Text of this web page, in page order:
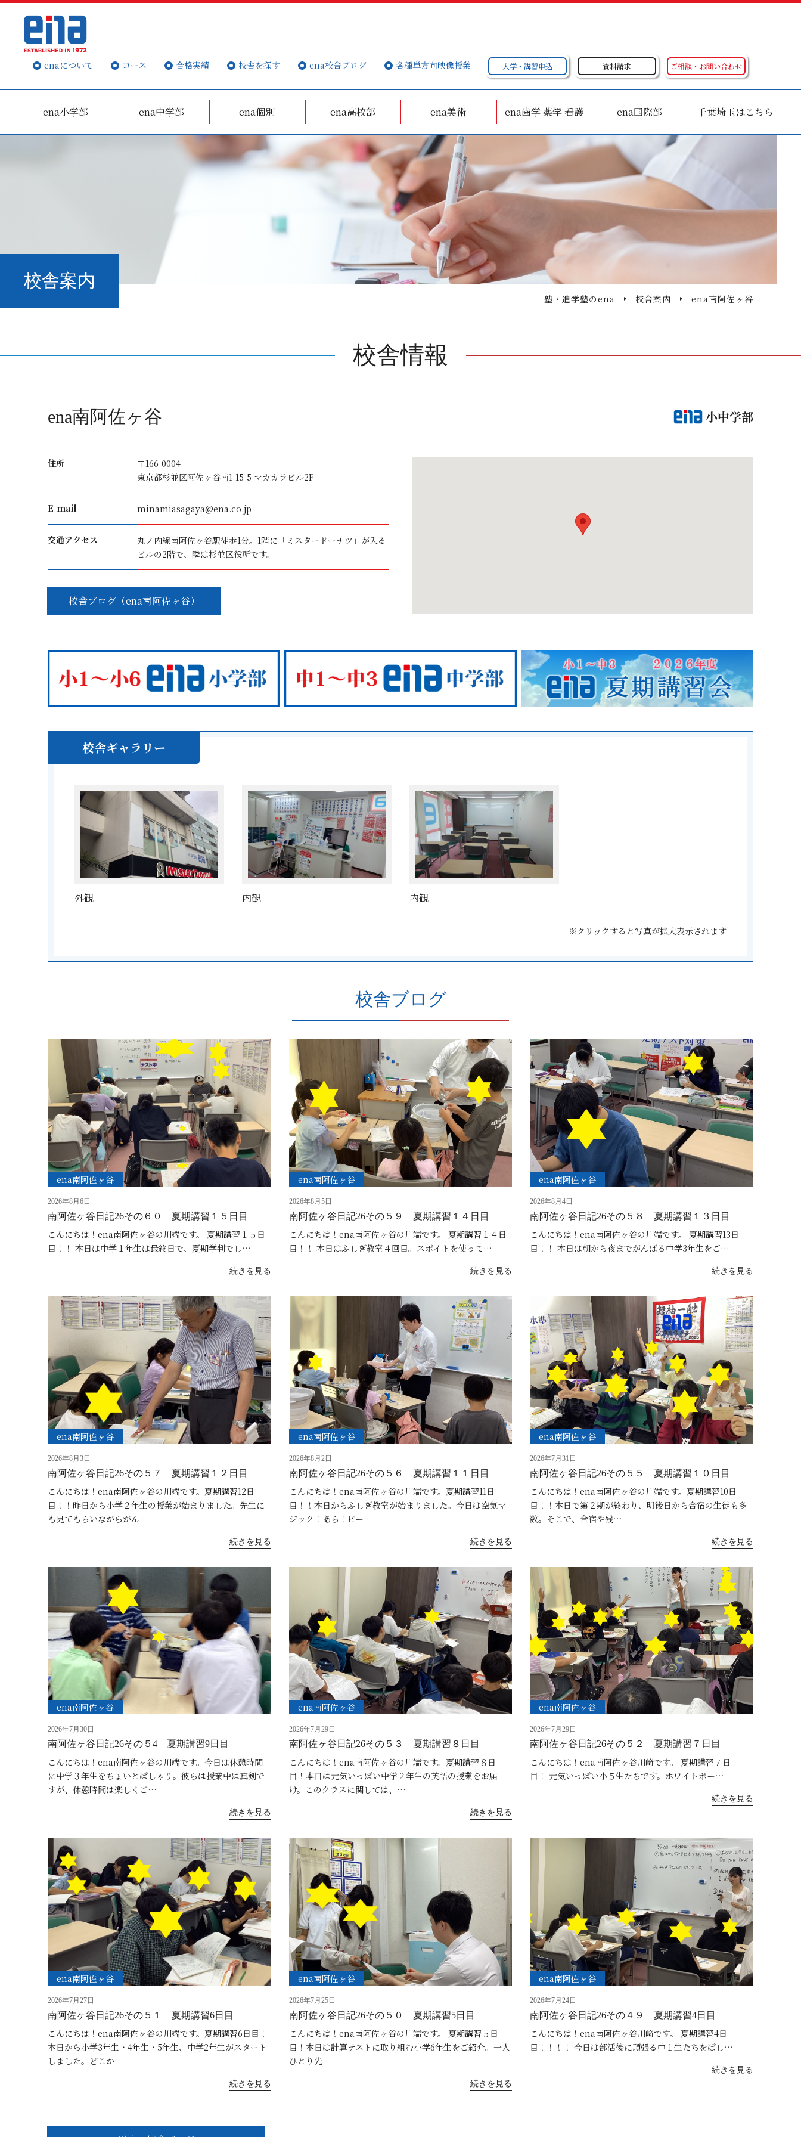
enaについて コース 合格実績 校舎を探す ena校舎ブログ 各種単方向映像授業 入学・講習申込 資料請求 ご相談・お問い合わせ
ena小学部 ena中学部 ena個別 ena高校部 ena美術 ena歯学 薬学 看護 ena国際部 千葉埼玉はこちら
校舎案内
塾・進学塾のena 校舎案内 ena南阿佐ヶ谷
校舎情報
ena南阿佐ヶ谷 小中学部
住所
〒166-0004
東京都杉並区阿佐ヶ谷南1-15-5 マカカラビル2F
E-mail minamiasagaya@ena.co.jp
交通アクセス
丸ノ内線南阿佐ヶ谷駅徒歩1分。1階に「ミスタードーナツ」が入る
ビルの2階で、隣は杉並区役所です。
校舎ブログ（ena南阿佐ヶ谷）
校舎ギャラリー
外観 内観 内観
※クリックすると写真が拡大表示されます
校舎ブログ
ena南阿佐ヶ谷
2026年8月6日
南阿佐ヶ谷日記26その６０ 夏期講習１５日目
こんにちは！ena南阿佐ヶ谷の川端です。 夏期講習１５日
目！！ 本日は中学１年生は最終日で、夏期学判でし…
続きを見る
ena南阿佐ヶ谷
2026年8月5日
南阿佐ヶ谷日記26その５９ 夏期講習１４日目
こんにちは！ena南阿佐ヶ谷の川端です。 夏期講習１４日
目！！ 本日はふしぎ教室４回目。スポイトを使って…
続きを見る
ena南阿佐ヶ谷
2026年8月4日
南阿佐ヶ谷日記26その５８ 夏期講習１３日目
こんにちは！ena南阿佐ヶ谷の川端です。 夏期講習13日
目！！ 本日は朝から夜までがんばる中学3年生をご…
続きを見る
ena南阿佐ヶ谷
2026年8月3日
南阿佐ヶ谷日記26その５７ 夏期講習１２日目
こんにちは！ena南阿佐ヶ谷の川端です。夏期講習12日
目！！昨日から小学２年生の授業が始まりました。先生に
も見てもらいながらがん…
続きを見る
ena南阿佐ヶ谷
2026年8月2日
南阿佐ヶ谷日記26その５６ 夏期講習１１日目
こんにちは！ena南阿佐ヶ谷の川端です。夏期講習11日
目！！本日からふしぎ教室が始まりました。今日は空気マ
ジック！あら！ビー…
続きを見る
ena南阿佐ヶ谷
2026年7月31日
南阿佐ヶ谷日記26その５５ 夏期講習１０日目
こんにちは！ena南阿佐ヶ谷の川端です。夏期講習10日
目！！本日で第２期が終わり、明後日から合宿の生徒も多
数。そこで、合宿や残…
続きを見る
ena南阿佐ヶ谷
2026年7月30日
南阿佐ヶ谷日記26その５4 夏期講習9日目
こんにちは！ena南阿佐ヶ谷の川端です。今日は休憩時間
に中学３年生をちょいとぱしゃり。彼らは授業中は真剣で
すが、休憩時間は楽しくご…
続きを見る
ena南阿佐ヶ谷
2026年7月29日
南阿佐ヶ谷日記26その５３ 夏期講習８日目
こんにちは！ena南阿佐ヶ谷の川端です。夏期講習８日
目！本日は元気いっぱい中学２年生の英語の授業をお届
け。このクラスに関しては、…
続きを見る
ena南阿佐ヶ谷
2026年7月29日
南阿佐ヶ谷日記26その５２ 夏期講習７日目
こんにちは！ena南阿佐ヶ谷川﨑です。 夏期講習７日
目！ 元気いっぱい小５生たちです。ホワイトボー…
続きを見る
ena南阿佐ヶ谷
2026年7月27日
南阿佐ヶ谷日記26その５１ 夏期講習6日目
こんにちは！ena南阿佐ヶ谷の川端です。夏期講習6日目！
本日から小学3年生・4年生・5年生、中学2年生がスタート
しました。どこか…
続きを見る
ena南阿佐ヶ谷
2026年7月25日
南阿佐ヶ谷日記26その５０ 夏期講習5日目
こんにちは！ena南阿佐ヶ谷の川端です。 夏期講習５日
目！本日は計算テストに取り組む小学6年生をご紹介。一人
ひとり先…
続きを見る
ena南阿佐ヶ谷
2026年7月24日
南阿佐ヶ谷日記26その４９ 夏期講習4日目
こんにちは！ena南阿佐ヶ谷川﨑です。 夏期講習4日
目！！！！ 今日は部活後に頑張る中１生たちをぱし…
続きを見る